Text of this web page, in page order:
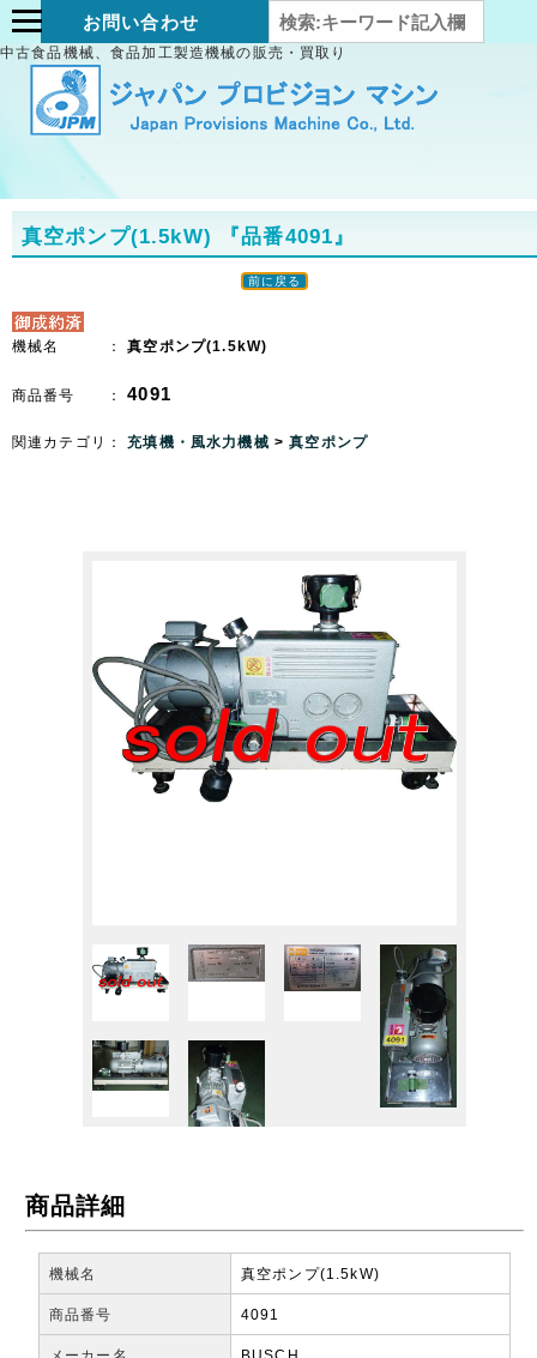
お問い合わせ
中古食品機械、食品加工製造機械の販売・買取り
真空ポンプ(1.5kW) 『品番4091』
前に戻る
機械名 ：真空ポンプ(1.5kW)
商品番号 ：4091
関連カテゴリ：充填機・風水力機械 >真空ポンプ
商品詳細
機械名 真空ポンプ(1.5kW)
商品番号 4091